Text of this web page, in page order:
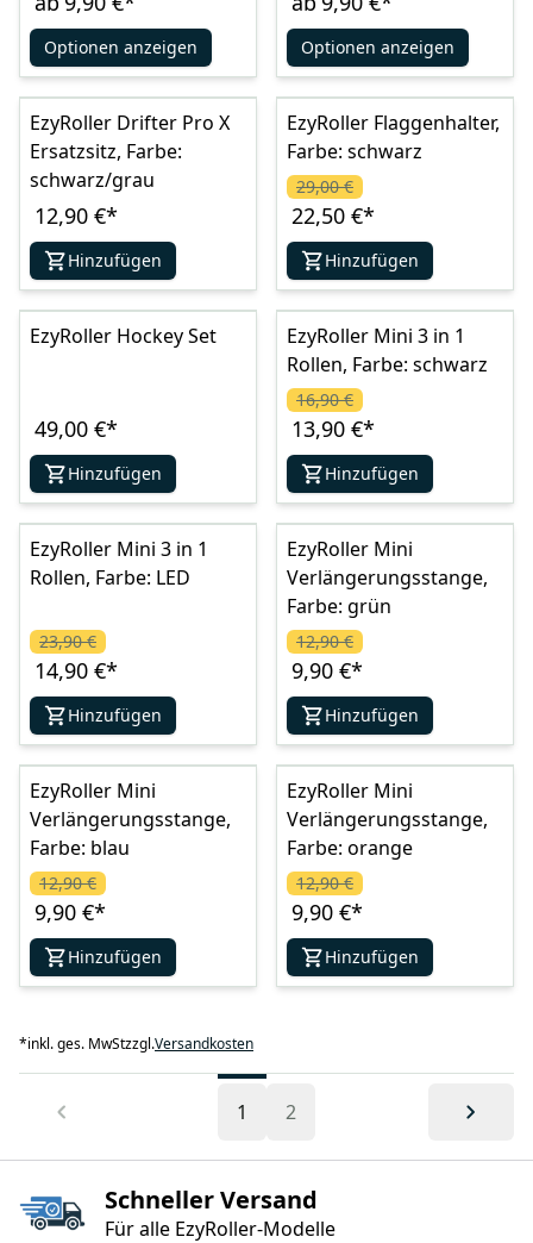
Optionen anzeigen Optionen anzeigen
EzyRoller Drifter Pro X
Ersatzsitz, Farbe:
schwarz/grau
12,90 €*
Hinzufügen
EzyRoller Flaggenhalter,
Farbe: schwarz
22,50 €*
29,00 €
Hinzufügen
EzyRoller Hockey Set
49,00 €*
Hinzufügen
EzyRoller Mini 3 in 1
Rollen, Farbe: schwarz
13,90 €*
16,90 €
Hinzufügen
EzyRoller Mini 3 in 1
Rollen, Farbe: LED
14,90 €*
23,90 €
Hinzufügen
EzyRoller Mini
Verlängerungsstange,
Farbe: grün
9,90 €*
12,90 €
Hinzufügen
EzyRoller Mini
Verlängerungsstange,
Farbe: blau
9,90 €*
12,90 €
Hinzufügen
EzyRoller Mini
Verlängerungsstange,
Farbe: orange
9,90 €*
12,90 €
Hinzufügen
*inkl. ges. MwStzzgl.Versandkosten
1 2
Schneller Versand
Für alle EzyRoller‑Modelle